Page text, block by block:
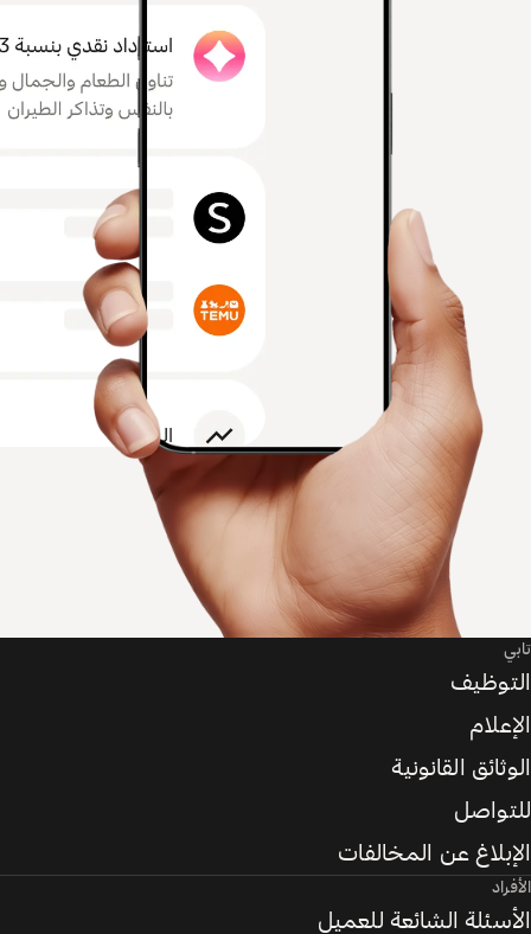
تابي
التوظيف
الإعلام
الوثائق القانونية
للتواصل
الإبلاغ عن المخالفات
الأفراد
الأسئلة الشائعة للعميل